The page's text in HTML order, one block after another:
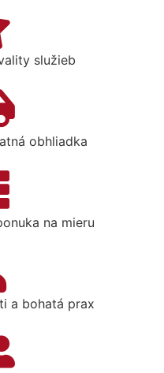
služieb
obhliadka
na mieru
a bohatá prax